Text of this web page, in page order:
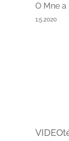
O Mne a
1.5.2020